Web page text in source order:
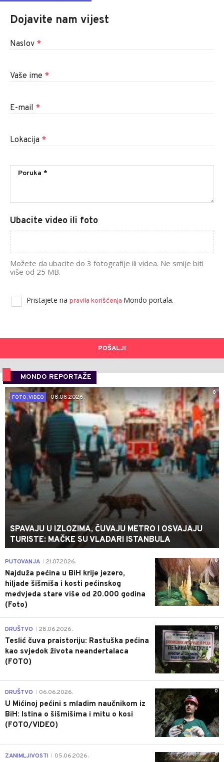
Dojavite nam vijest
Naslov *
Vaše ime *
E-mail *
Lokacija *
Ubacite video ili foto
Možete da ubacite do 3 fotografije ili videa. Ne smije biti
više od 25 MB.
Pristajete na pravila korišćenja Mondo portala.
POŠALJI
MONDO REPORTAŽE
0
FOTO, VIDEO
08.08.2026.
SPAVAJU U IZLOZIMA, ČUVAJU METRO I OSVAJAJU
TURISTE: MAČKE SU VLADARI ISTANBULA
0
PUTOVANJA 21.07.2026.
Najduža pećina u BiH krije jezero,
hiljade šišmiša i kosti pećinskog
medvjeda stare više od 20.000 godina
(Foto)
0
DRUŠTVO 28.06.2026.
Teslić čuva praistoriju: Rastuška pećina
kao svjedok života neandertalaca
(FOTO)
0
DRUŠTVO 06.06.2026.
U Mićinoj pećini s mladim naučnikom iz
BiH: Istina o šišmišima i mitu o kosi
(FOTO/VIDEO)
0
ZANIMLJIVOSTI 05.06.2026.